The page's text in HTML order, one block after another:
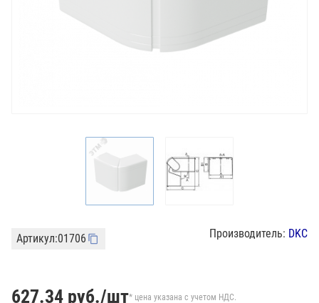
Артикул:01706 Производитель: DKC
627.34 руб./шт* цена указана с учетом НДС.